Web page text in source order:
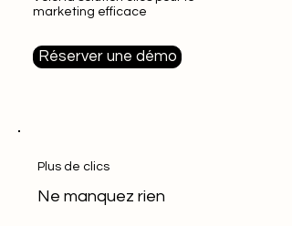
marketing efficace
Réserver une démo
Plus de clics
Ne manquez rien